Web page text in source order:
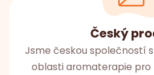
Český
Jsme českou společností
oblasti aromaterapie pro